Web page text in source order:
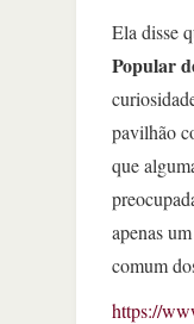
Ela disse
Popular
pavilhão
que
apenas
comum
https://